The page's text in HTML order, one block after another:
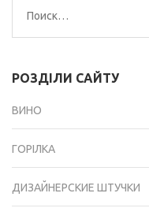
Найти:
РОЗДІЛИ САЙТУ
ВИНО
ГОРІЛКА
ДИЗАЙНЕРСКИЕ ШТУЧКИ